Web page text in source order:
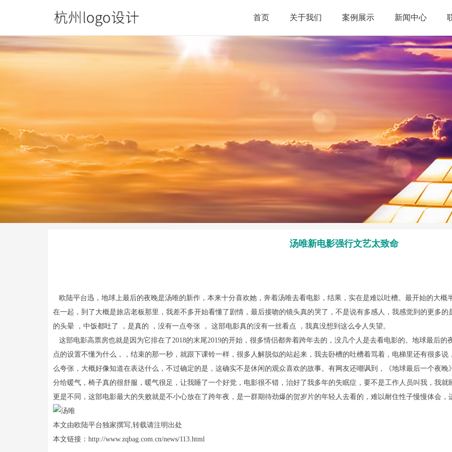
首页 关于我们 案例展示 新闻中心
汤唯新电影强行文艺太致命
欧陆平台迅，地球上最后的夜晚是汤唯的新作，本来十分喜欢她，奔着汤唯去看电影，结果，实在是难以吐槽。最开始的大
在一起，到了大概是旅店老板那里，我差不多开始看懂了剧情，最后接吻的镜头真的哭了，不是说有多感人，我感觉到的更多
的头晕 ，中饭都吐了 ，是真的 ，没有一点夸张 ， 这部电影真的没有一丝看点 ，我真没想到这么令人失望。
这部电影高票房也就是因为它排在了2018的末尾2019的开始，很多情侣都奔着跨年去的，没几个人是去看电影的。地球最后
点的设置不懂为什么，，结束的那一秒，就跟下课铃一样，很多人解脱似的站起来，我去卧槽的吐槽着骂着，电梯里还有很多
么夸张，大概好像知道在表达什么，不过确定的是，这确实不是休闲的观众喜欢的故事。有网友还嘲讽到，《地球最后一个夜
分给暖气，椅子真的很舒服，暖气很足，让我睡了一个好觉，电影很不错，治好了我多年的失眠症，要不是工作人员叫我，我
更是不同，这部电影最大的失败就是不小心放在了跨年夜，是一群期待劲爆的贺岁片的年轻人去看的，难以耐住性子慢慢体会，
本文由欧陆平台独家撰写,转载请注明出处
本文链接：http://www.zqbag.com.cn/news/113.html